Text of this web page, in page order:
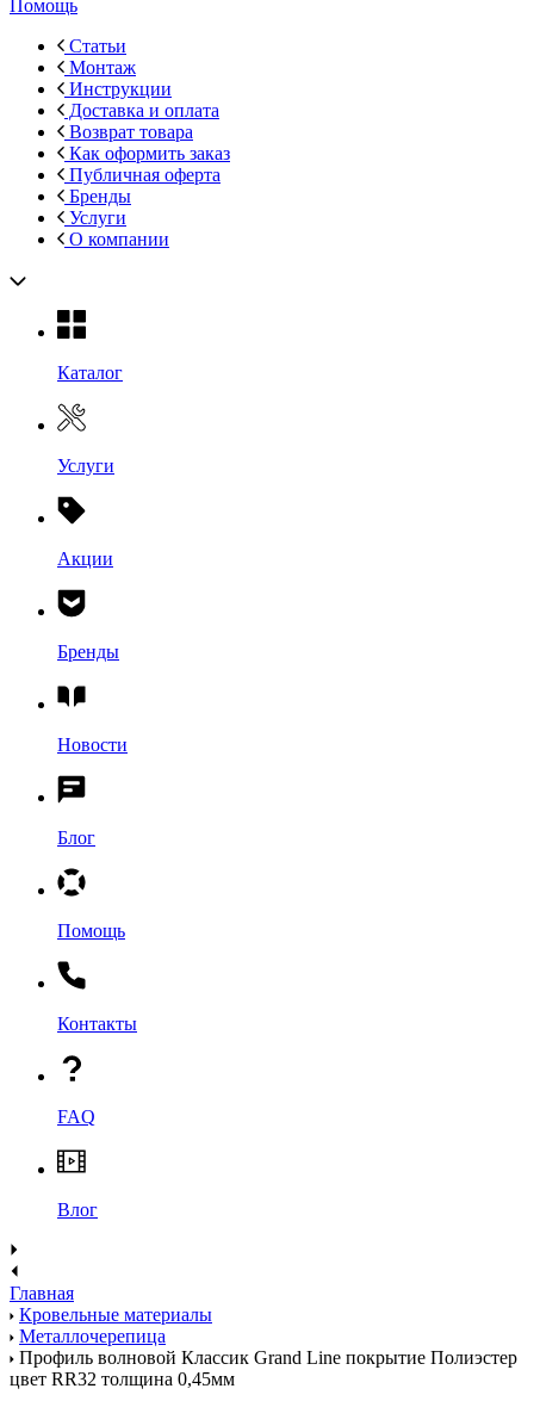
Помощь
Статьи
Монтаж
Инструкции
Доставка и оплата
Возврат товара
Как оформить заказ
Публичная оферта
Бренды
Услуги
О компании
Каталог
Услуги
Акции
Бренды
Новости
Блог
Помощь
Контакты
FAQ
Влог
Главная
Кровельные материалы
Металлочерепица
Профиль волновой Классик Grand Line покрытие Полиэстер
цвет RR32 толщина 0,45мм